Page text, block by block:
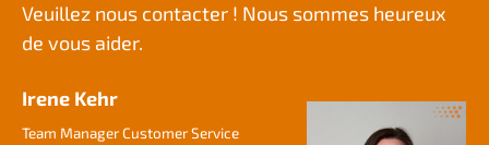
Veuillez nous contacter ! Nous sommes heureux
de vous aider.
Irene Kehr
Team Manager Customer Service